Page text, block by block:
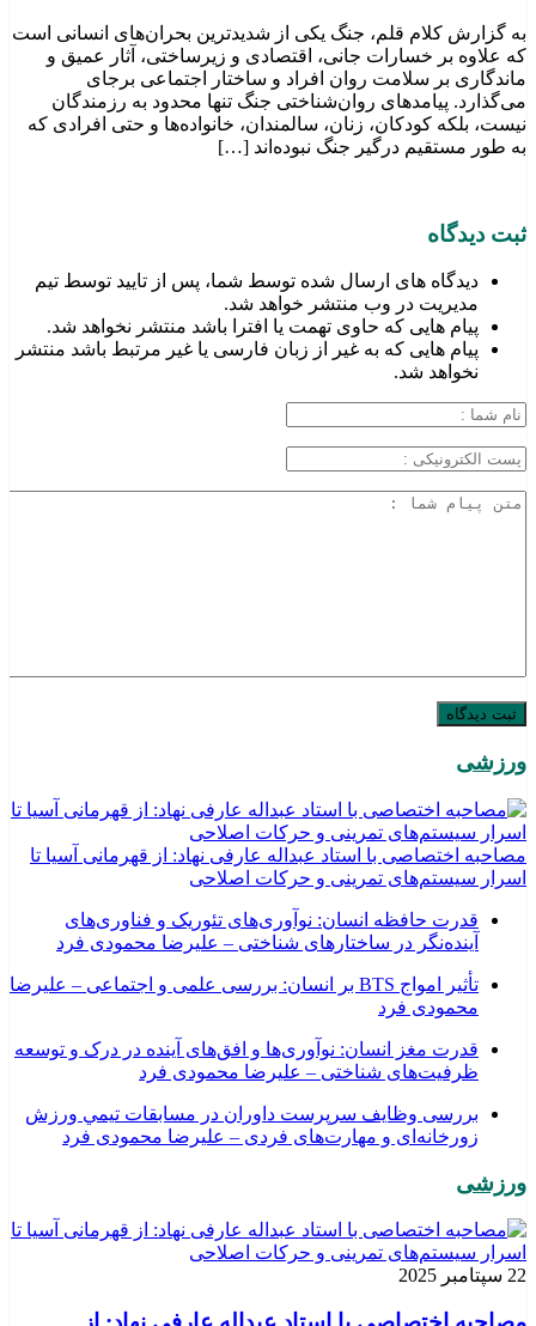
به گزارش کلام قلم، جنگ یکی از شدیدترین بحران‌های انسانی است
که علاوه بر خسارات جانی، اقتصادی و زیرساختی، آثار عمیق و
ماندگاری بر سلامت روان افراد و ساختار اجتماعی برجای
می‌گذارد. پیامدهای روان‌شناختی جنگ تنها محدود به رزمندگان
نیست، بلکه کودکان، زنان، سالمندان، خانواده‌ها و حتی افرادی که
به طور مستقیم درگیر جنگ نبوده‌اند […]
ثبت دیدگاه
دیدگاه های ارسال شده توسط شما، پس از تایید توسط تیم
مدیریت در وب منتشر خواهد شد.
پیام هایی که حاوی تهمت یا افترا باشد منتشر نخواهد شد.
پیام هایی که به غیر از زبان فارسی یا غیر مرتبط باشد منتشر
نخواهد شد.
ورزشی
مصاحبه اختصاصی با استاد عبداله عارفی نهاد: از قهرمانی آسیا تا
اسرار سیستم‌های تمرینی و حرکات اصلاحی
قدرت حافظه انسان: نوآوری‌های تئوریک و فناوری‌های
آینده‌نگر در ساختارهای شناختی – علیرضا محمودی فرد
تأثیر امواج BTS بر انسان: بررسی علمی و اجتماعی – علیرضا
محمودی فرد
قدرت مغز انسان: نوآوری‌ها و افق‌های آینده در درک و توسعه
ظرفیت‌های شناختی – علیرضا محمودی فرد
بررسی وظايف سرپرست داوران در مسابقات تیمي ورزش
زورخانه‌ای و مهارت‌های فردی – علیرضا محمودی فرد
ورزشی
22 سپتامبر 2025